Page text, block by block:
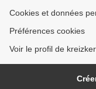
Cookies et données
Préférences cookies
Voir le profil de